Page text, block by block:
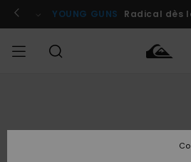
l'information
le
Se connecter / s'inscrire
YOUNG GUNS Radical dès